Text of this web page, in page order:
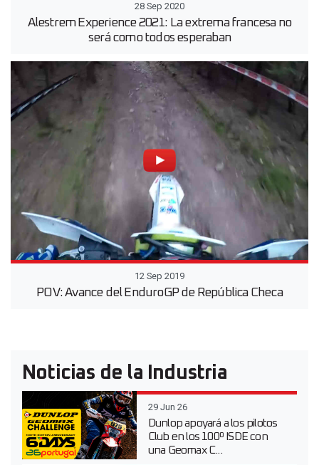
28 Sep 2020
Alestrem Experience 2021: La extrema francesa no
será como todos esperaban
12 Sep 2019
POV: Avance del EnduroGP de República Checa
Noticias de la Industria
29 Jun 26
Dunlop apoyará a los pilotos
Club en los 100º ISDE con
una Geomax C...